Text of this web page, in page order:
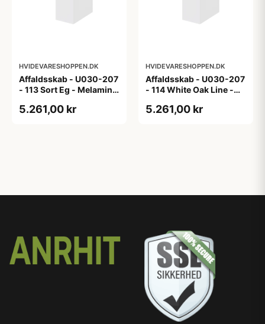
HVIDEVARESHOPPEN.DK
Affaldsskab - U030-207
- 113 Sort Eg - Melamin,
5.261,00 kr
HVIDEVARESHOPPEN.DK
Affaldsskab - U030-207
- 114 White Oak Line -
5.261,00 kr